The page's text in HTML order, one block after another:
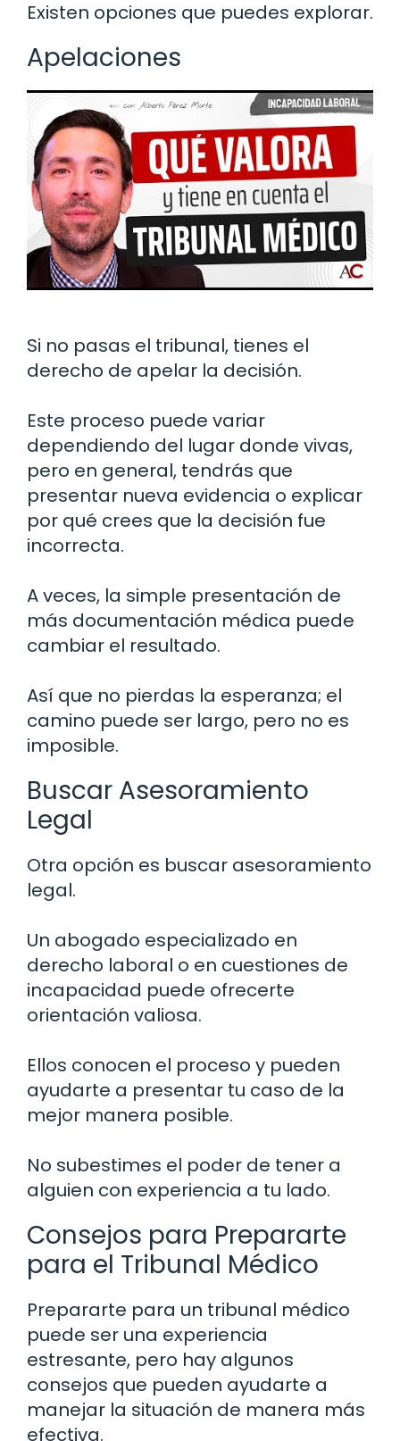
Existen opciones que puedes explorar.
Apelaciones
Si no pasas el tribunal, tienes el
derecho de apelar la decisión.
Este proceso puede variar
dependiendo del lugar donde vivas,
pero en general, tendrás que
presentar nueva evidencia o explicar
por qué crees que la decisión fue
incorrecta.
A veces, la simple presentación de
más documentación médica puede
cambiar el resultado.
Así que no pierdas la esperanza; el
camino puede ser largo, pero no es
imposible.
Buscar Asesoramiento
Legal
Otra opción es buscar asesoramiento
legal.
Un abogado especializado en
derecho laboral o en cuestiones de
incapacidad puede ofrecerte
orientación valiosa.
Ellos conocen el proceso y pueden
ayudarte a presentar tu caso de la
mejor manera posible.
No subestimes el poder de tener a
alguien con experiencia a tu lado.
Consejos para Prepararte
para el Tribunal Médico
Prepararte para un tribunal médico
puede ser una experiencia
estresante, pero hay algunos
consejos que pueden ayudarte a
manejar la situación de manera más
efectiva.